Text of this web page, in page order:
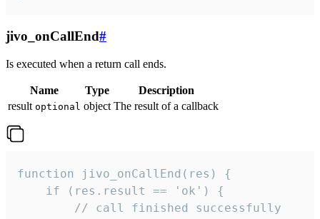
jivo_onCallEnd#
Is executed when a return call ends.
Name Type
Description
result optional object The result of a callback
function jivo_onCallEnd(res) {
    if (res.result == 'ok') {
        // call finished successfully